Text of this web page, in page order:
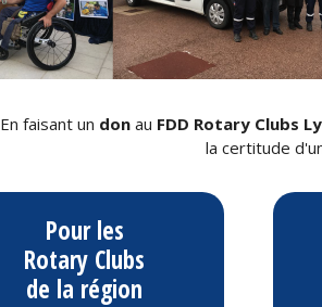
En faisant un donau FDD Rotary Clubs
la certitude
Pour les
Rotary Clubs
de la région